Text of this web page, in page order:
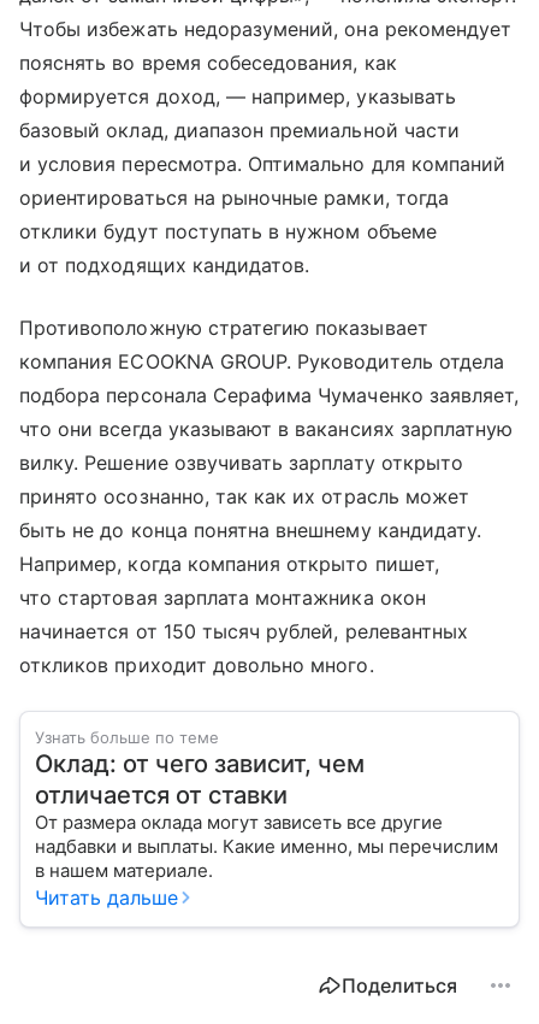
Чтобы избежать недоразумений, она рекомендует
пояснять во время собеседования, как
формируется доход, — например, указывать
базовый оклад, диапазон премиальной части
и условия пересмотра. Оптимально для компаний
ориентироваться на рыночные рамки, тогда
отклики будут поступать в нужном объеме
и от подходящих кандидатов.
Противоположную стратегию показывает
компания ECOOKNA GROUP. Руководитель отдела
подбора персонала Серафима Чумаченко заявляет,
что они всегда указывают в вакансиях зарплатную
вилку. Решение озвучивать зарплату открыто
принято осознанно, так как их отрасль может
быть не до конца понятна внешнему кандидату.
Например, когда компания открыто пишет,
что стартовая зарплата монтажника окон
начинается от 150 тысяч рублей, релевантных
откликов приходит довольно много.
Узнать больше по теме
Оклад: от чего зависит, чем
отличается от ставки
От размера оклада могут зависеть все другие
надбавки и выплаты. Какие именно, мы перечислим
в нашем материале.
Читать дальше
Поделиться